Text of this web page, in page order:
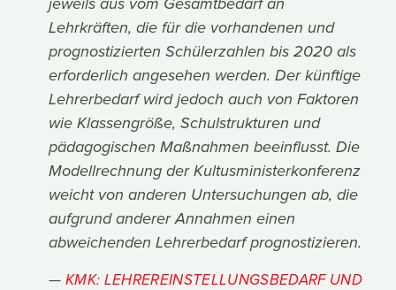
jeweils aus vom Gesamtbedarf an
Lehrkräften, die für die vorhandenen und
prognostizierten Schülerzahlen bis 2020 als
erforderlich angesehen werden. Der künftige
Lehrerbedarf wird jedoch auch von Faktoren
wie Klassengröße, Schulstrukturen und
pädagogischen Maßnahmen beeinflusst. Die
Modellrechnung der Kultusministerkonferenz
weicht von anderen Untersuchungen ab, die
aufgrund anderer Annahmen einen
abweichenden Lehrerbedarf prognostizieren.
KMK: LEHREREINSTELLUNGSBEDARF UND